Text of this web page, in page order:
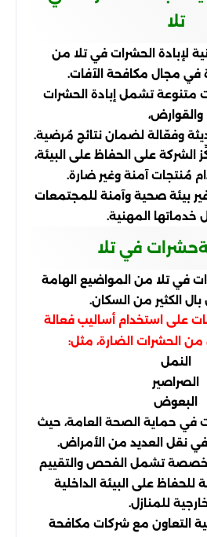
تلا
لإبادة الحشرات في تلا من
في مجال مكافحة الآفات.
متنوعة تشمل إبادة الحشرات
والقوارض،
وفعّالة لضمان نتائج مُرضية.
الشركة على الحفاظ على البيئة،
مُنتجات آمنة وغير ضارة.
بيئة صحية وآمنة للمجتمعات
خدماتها المهنية.
في تلا
في تلا من المواضيع الهامة
بال الكثير من السكان.
على استخدام أساليب فعالة
الحشرات الضارة، مثل:
النمل
الصراصير
البعوض
في حماية الصحة العامة، حيث
نقل العديد من الأمراض.
تشمل الفحص والتقييم
للحفاظ على البيئة الداخلية
للمنازل.
التعاون مع شركات مكافحة